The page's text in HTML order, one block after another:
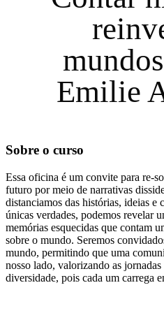
Emilie
Sobre o curso
Essa oficina é um convite para re-
futuro por meio de narrativas
distanciamos das histórias, ideias e
únicas verdades, podemos revelar
memórias esquecidas que contam
sobre o mundo. Seremos
mundo, permitindo que uma
nosso lado, valorizando as
diversidade, pois cada um carrega